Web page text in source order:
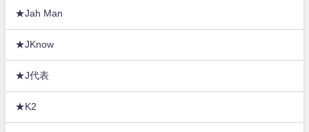
★Jah Man
★JKnow
★J代表
★K2